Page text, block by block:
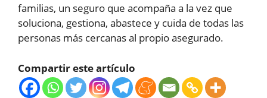
familias, un seguro que acompaña a la vez que
soluciona, gestiona, abastece y cuida de todas las
personas más cercanas al propio asegurado.
Compartir este artículo